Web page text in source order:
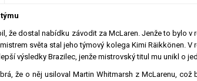
že dostal nabídku závodit za McLaren. Jenže to bylo v
světa stal jeho týmový kolega Kimi Räikkönen. V
výsledky Brazilec, jenže mistrovský titul mu unikl o
že o něj usiloval Martin Whitmarsh z McLarenu, což